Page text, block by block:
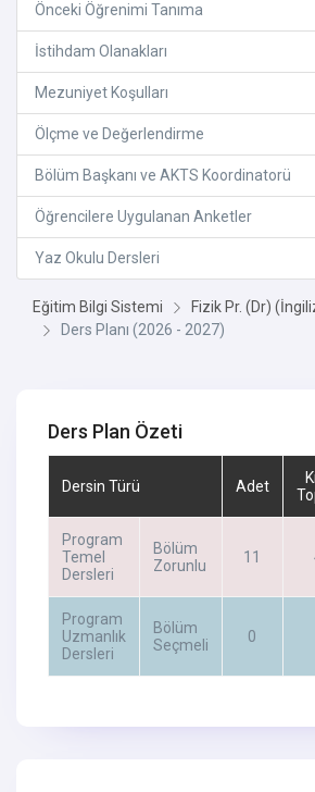
Önceki Öğrenimi Tanıma
İstihdam Olanakları
Mezuniyet Koşulları
Ölçme ve Değerlendirme
Bölüm Başkanı ve AKTS Koordinatorü
Öğrencilere Uygulanan Anketler
Yaz Okulu Dersleri
Eğitim Bilgi Sistemi
Fizik Pr. (Dr)
Ders Planı (2026 - 2027)
Ders Plan Özeti
Dersin Türü Adet
Program
Temel
Dersleri
Bölüm
Zorunlu
11
Program
Uzmanlık
Dersleri
Bölüm
Seçmeli
0